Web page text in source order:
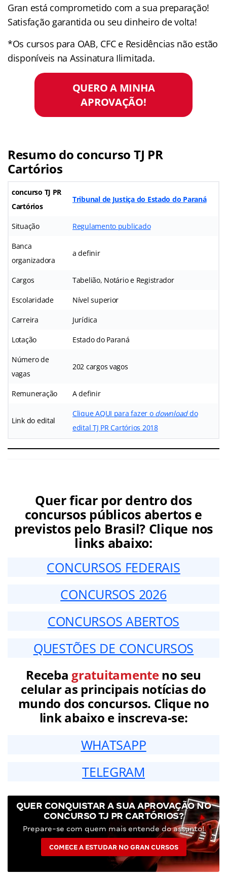
Gran está comprometido com a sua preparação!
Satisfação garantida ou seu dinheiro de volta!
*Os cursos para OAB, CFC e Residências não estão
disponíveis na Assinatura Ilimitada.
QUERO A MINHA
APROVAÇÃO!
Resumo do concurso TJ PR
Cartórios
concurso TJ PR
Cartórios
Tribunal de Justiça do Estado do Paraná
Situação Regulamento publicado
Banca
organizadora
a definir
Cargos Tabelião, Notário e Registrador
Escolaridade Nível superior
Carreira Jurídica
Lotação Estado do Paraná
Número de
vagas
202 cargos vagos
Remuneração A definir
Link do edital
Clique AQUI para fazer o downloaddo
edital TJ PR Cartórios 2018
Quer ficar por dentro dos
concursos públicos abertos e
previstos pelo Brasil? Clique nos
links abaixo:
CONCURSOS FEDERAIS
CONCURSOS 2026
CONCURSOS ABERTOS
QUESTÕES DE CONCURSOS
Receba gratuitamenteno seu
celular as principais notícias do
mundo dos concursos. Clique no
link abaixo e inscreva-se:
WHATSAPP
TELEGRAM
QUER CONQUISTAR A SUA APROVAÇÃO NO
CONCURSO TJ PR CARTÓRIOS?
Prepare-se com quem mais entende do assunto!
COMECE A ESTUDAR NO GRAN CURSOS